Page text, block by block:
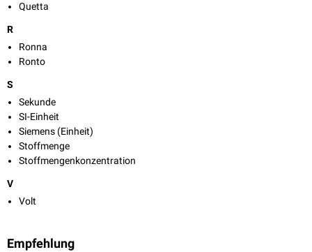
Quetta
R
Ronna
Ronto
S
Sekunde
SI-Einheit
Siemens (Einheit)
Stoffmenge
Stoffmengenkonzentration
V
Volt
Empfehlung